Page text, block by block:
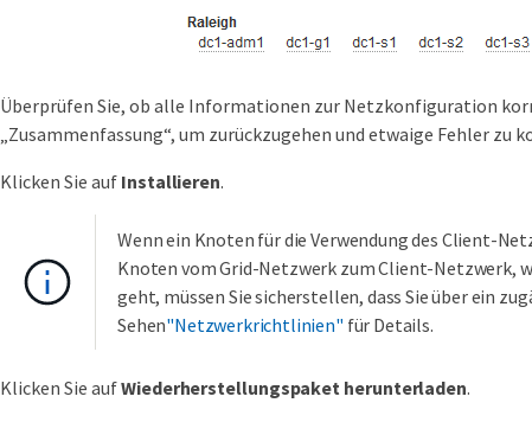
Überprüfen Sie, ob alle Informationen zur Netzkonfiguration
„Zusammenfassung“, um zurückzugehen und etwaige Fehler zu
Klicken Sie auf Installieren.
Wenn ein Knoten für die Verwendung des Client-
Knoten vom Grid-Netzwerk zum Client-Netzwerk,
geht, müssen Sie sicherstellen, dass Sie über ein
Sehen"Netzwerkrichtlinien" für Details.
Klicken Sie aufWiederherstellungspaket herunterladen.